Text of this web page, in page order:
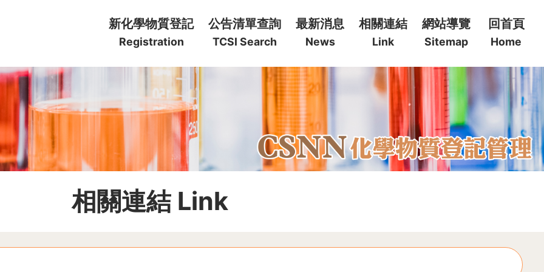
新化學物質登記
Registration
公告清單查詢
TCSI Search
最新消息
News
相關連結
Link
網站導覽
Sitemap
回首頁
Home
相關連結 Link